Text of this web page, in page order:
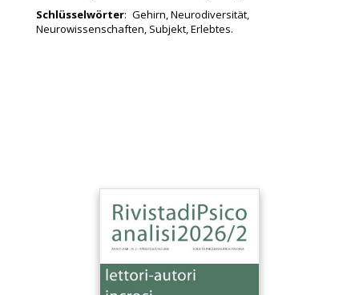
Schlüsselwörter: Gehirn, Neurodiversität,
Neurowissenschaften, Subjekt, Erlebtes.